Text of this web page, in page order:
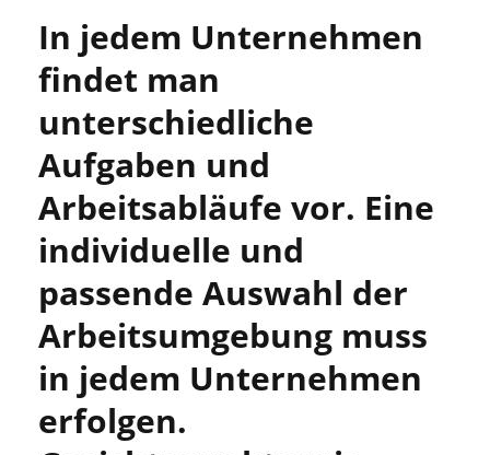
In jedem Unternehmen
findet man
unterschiedliche
Aufgaben und
Arbeitsabläufe vor. Eine
individuelle und
passende Auswahl der
Arbeitsumgebung muss
in jedem Unternehmen
erfolgen.